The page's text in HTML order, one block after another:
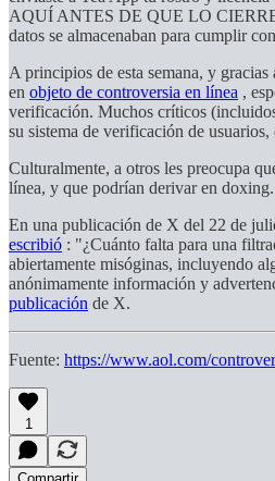
AQUÍ ANTES DE QUE LO
datos se almacenaban para cumplir
A principios de esta semana, y
en objeto de controversia en línea ,
verificación. Muchos críticos
su sistema de verificación de
Culturalmente, a otros les preocupa
línea, y que podrían derivar en
En una publicación de X del 22 de
escribió : "¿Cuánto falta para una
abiertamente misóginas, incluyendo
anónimamente información y
publicación de X.
Fuente: https://www.aol.com/
1